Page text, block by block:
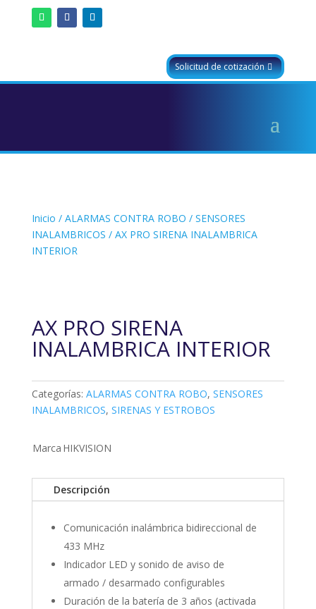
Solicitud de cotización
Inicio / ALARMAS CONTRA ROBO / SENSORES
INALAMBRICOS / AX PRO SIRENA INALAMBRICA
INTERIOR
AX PRO SIRENA
INALAMBRICA INTERIOR
Categorías: ALARMAS CONTRA ROBO, SENSORES
INALAMBRICOS, SIRENAS Y ESTROBOS
Marca HIKVISION
Descripción
Comunicación inalámbrica bidireccional de
433 MHz
Indicador LED y sonido de aviso de
armado / desarmado configurables
Duración de la batería de 3 años (activada